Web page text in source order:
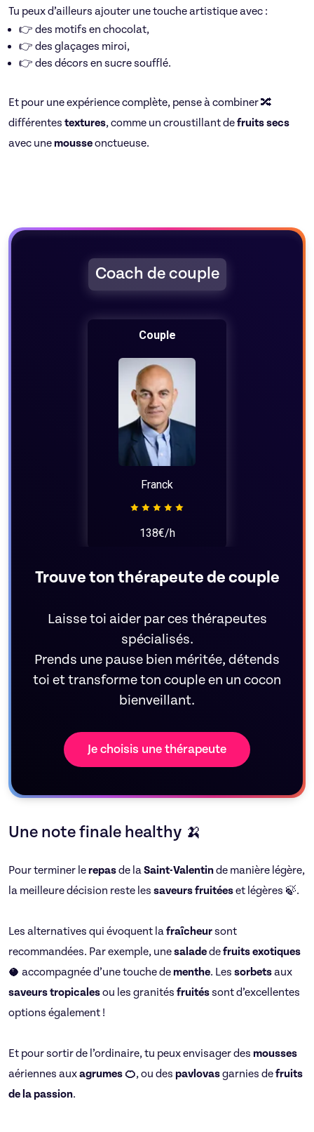
Tu peux d’ailleurs ajouter une touche artistique avec :
👉 des motifs en chocolat,
👉 des glaçages miroi,
👉 des décors en sucre soufflé.
Et pour une expérience complète, pense à combiner 🔀
différentes textures, comme un croustillant defruits secs
avec unemousseonctueuse.
Trouve ton thérapeute de couple
Laisse toi aider par ces thérapeutes
spécialisés.
Prends une pause bien méritée, détends
toi et transforme ton couple en un cocon
bienveillant.
Je choisis une thérapeute
Coach de couple
Couple
Franck
138€/h
Une note finale healthy 🍌
Pour terminer lerepasde laSaint-Valentinde manière légère,
la meilleure décision reste les saveurs fruitéeset légères 🍃.
Les alternatives qui évoquent lafraîcheursont
recommandées. Par exemple, unesaladedefruits exotiques
🥥 accompagnée d’une touche dementhe. Les sorbetsaux
saveurs tropicalesou les granités fruitéssont d’excellentes
options également !
Et pour sortir de l’ordinaire, tu peux envisager des mousses
aériennes auxagrumes 🍊, ou des pavlovasgarnies defruits
de la passion.